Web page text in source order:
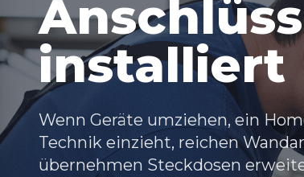
installiert
Wenn Geräte umziehen, ein
Technik einzieht, reichen
übernehmen Steckdosen